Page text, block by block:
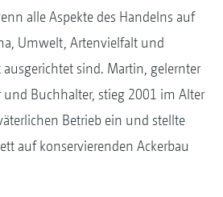
alle Aspekte des Handelns auf
Umwelt, Artenvielfalt und
sind. Martin, gelernter
Buchhalter, stieg 2001 im Alter
Betrieb ein und stellte
auf konservierenden Ackerbau